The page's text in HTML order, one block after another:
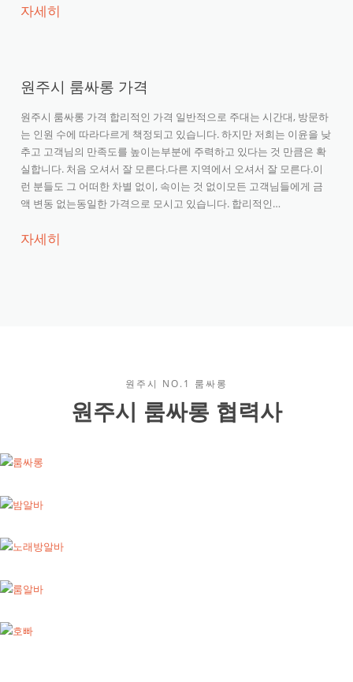
자세히
원주시 룸싸롱 가격
원주시 룸싸롱 가격 합리적인 가격 일반적으로 주대는 시간대, 방문하
는 인원 수에 따라다르게 책정되고 있습니다. 하지만 저희는 이윤을 낮
추고 고객님의 만족도를 높이는부분에 주력하고 있다는 것 만큼은 확
실합니다. 처음 오셔서 잘 모른다.다른 지역에서 오셔서 잘 모른다.이
런 분들도 그 어떠한 차별 없이, 속이는 것 없이모든 고객님들에게 금
액 변동 없는동일한 가격으로 모시고 있습니다. 합리적인…
자세히
원주시 NO.1 룸싸롱
원주시 룸싸롱 협력사